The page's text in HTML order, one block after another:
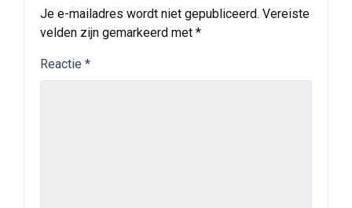
Je e-mailadres wordt niet gepubliceerd. Vereiste
velden zijn gemarkeerd met *
Reactie *